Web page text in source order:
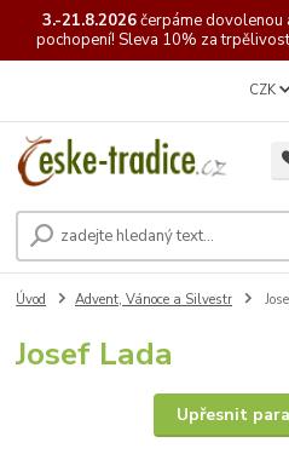
3.-21.8.2026čerpámedovolenou
pochopení! Sleva 10% za
CZK
Úvod Advent, Vánoce a Silvestr
Josef Lada
Upřesnit